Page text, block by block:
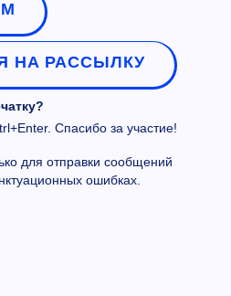
НА РАССЫЛКУ
Спасибо за участие!
для отправки сообщений
ошибках.